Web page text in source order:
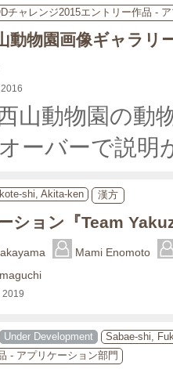
チャレンジ2015エントリー作品 -
動物園画像ギャラリ
山動物園の動
ーバーで説明
shi, Akita-ken 漢方
ション『Team
Mami Enomoto
2019
Under Development
Sabae-shi,
- アプリケーション部門